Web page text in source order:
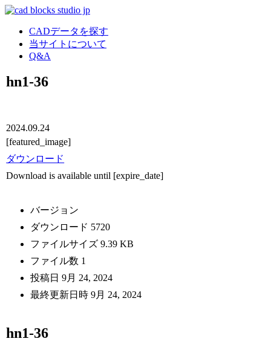
CADデータを探す
当サイトについて
Q&A
hn1-36
2024.09.24
[featured_image]
ダウンロード
Download is available until [expire_date]
バージョン
ダウンロード 5720
ファイルサイズ9.39 KB
ファイル数 1
投稿日9月 24, 2024
最終更新日時9月 24, 2024
hn1-36